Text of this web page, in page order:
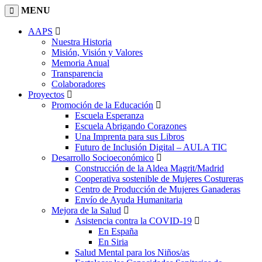
MENU
AAPS
Nuestra Historia
Misión, Visión y Valores
Memoria Anual
Transparencia
Colaboradores
Proyectos
Promoción de la Educación
Escuela Esperanza
Escuela Abrigando Corazones
Una Imprenta para sus Libros
Futuro de Inclusión Digital – AULA TIC
Desarrollo Socioeconómico
Construcción de la Aldea Magrit/Madrid
Cooperativa sostenible de Mujeres Costureras
Centro de Producción de Mujeres Ganaderas
Envío de Ayuda Humanitaria
Mejora de la Salud
Asistencia contra la COVID-19
En España
En Siria
Salud Mental para los Niños/as